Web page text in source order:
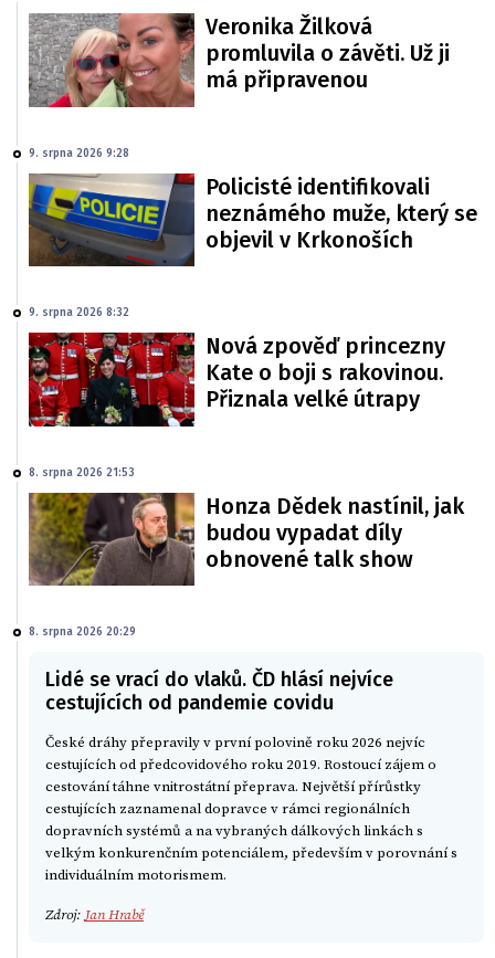
Veronika Žilková
promluvila o závěti. Už ji
má připravenou
9. srpna 2026 9:28
Policisté identifikovali
neznámého muže, který se
objevil v Krkonoších
9. srpna 2026 8:32
Nová zpověď princezny
Kate o boji s rakovinou.
Přiznala velké útrapy
8. srpna 2026 21:53
Honza Dědek nastínil, jak
budou vypadat díly
obnovené talk show
8. srpna 2026 20:29
Lidé se vrací do vlaků. ČD hlásí nejvíce
cestujících od pandemie covidu
České dráhy přepravily v první polovině roku 2026 nejvíc
cestujících od předcovidového roku 2019. Rostoucí zájem o
cestování táhne vnitrostátní přeprava. Největší přírůstky
cestujících zaznamenal dopravce v rámci regionálních
dopravních systémů a na vybraných dálkových linkách s
velkým konkurenčním potenciálem, především v porovnání s
individuálním motorismem.
Zdroj: Jan Hrabě